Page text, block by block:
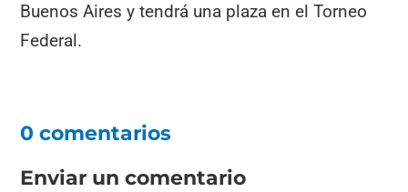
Buenos Aires y tendrá una plaza en el Torneo
Federal.
0 comentarios
Enviar un comentario